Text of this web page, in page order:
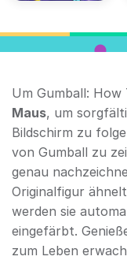
Um Gumball:
Maus, um
Bildschirm zu
von Gumball zu
genau
Originalfigur
werden sie
eingefärbt.
zum Leben